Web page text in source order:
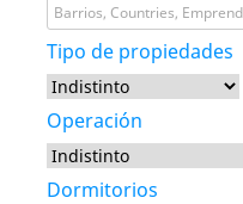
Barrios, Countries,
Tipo de propiedades
Operación
Dormitorios